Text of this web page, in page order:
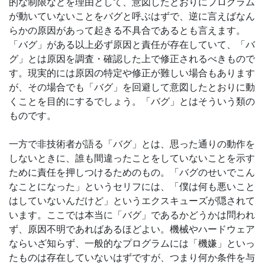
が動いていないことをバグと呼ぶはずで、逆に言えばなん
らかの原因があって起きる不具合であるとも言えます。
「バグ」がある以上必ず原因と責任が存在していて、「バ
グ」とは原因を調査・確認した上で修正されるべきもので
す。現実的には原因の特定や修正が難しい場合もあります
が、その場合でも「バグ」を回避して意図したとおりに動
くことを目的にするでしょう。「バグ」とはそういう類の
ものです。
一方で非技術者が語る「バグ」とは、思った通りの動作を
しないときに、誰も間違ったことをしていないことを示す
ために責任を押しつけるためのもの。「バグのせいでこん
なことになった」というセリフには、「僕は何も悪いこと
はしていないんだけど」というエクスキューズが隠されて
います。ここでは本当に「バグ」であるかどうかは問われ
ず、原因不明であればあるほどよい。機械やハードウェア
ならいざ知らず、一般的なプログラムには「機嫌」といっ
たものは存在していないはずですが、つまり何か条件を与